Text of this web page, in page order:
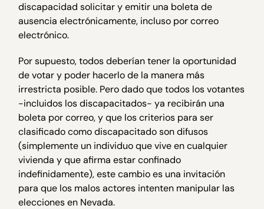
discapacidad solicitar y emitir una boleta de
ausencia electrónicamente, incluso por correo
electrónico.
Por supuesto, todos deberían tener la oportunidad
de votar y poder hacerlo de la manera más
irrestricta posible. Pero dado que todos los votantes
-incluidos los discapacitados- ya recibirán una
boleta por correo, y que los criterios para ser
clasificado como discapacitado son difusos
(simplemente un individuo que vive en cualquier
vivienda y que afirma estar confinado
indefinidamente), este cambio es una invitación
para que los malos actores intenten manipular las
elecciones en Nevada.